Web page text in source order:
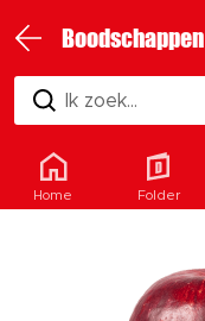
Boodschappen
Ik zoek...
Home Folder